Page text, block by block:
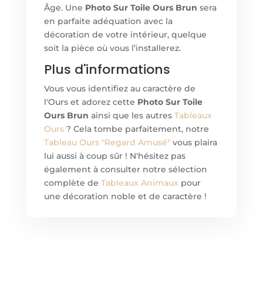
Âge. Une Photo Sur Toile Ours Brun sera
en parfaite adéquation avec la
décoration de votre intérieur, quelque
soit la pièce où vous l’installerez.
Plus d'informations
Vous vous identifiez au caractère de
l'Ours et adorez cette Photo Sur Toile
Ours Brun ainsi que les autres Tableaux
Ours? Cela tombe parfaitement, notre
Tableau Ours "Regard Amusé"vous plaira
lui aussi à coup sûr ! N'hésitez pas
également à consulter notre sélection
complète de Tableaux Animaux pour
une décoration noble et de caractère !